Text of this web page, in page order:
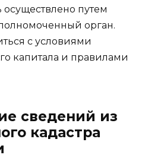
путем
орган.
с условиями
капитала и правилами
сведений из
кадастра